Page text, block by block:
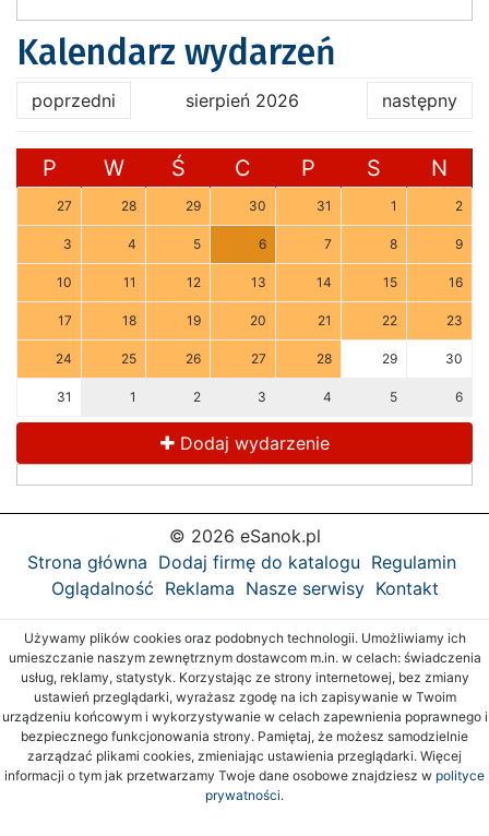
Kalendarz wydarzeń
poprzedni sierpień 2026 następny
P W Ś C P S N
27 28 29 30 31 1 2
3 4 5 6 7 8 9
10 11 12 13 14 15 16
17 18 19 20 21 22 23
24 25 26 27 28 29 30
31 1 2 3 4 5 6
Dodaj wydarzenie
© 2026 eSanok.pl
Strona główna Dodaj firmę do katalogu Regulamin
Oglądalność Reklama Nasze serwisy Kontakt
Używamy plików cookies oraz podobnych technologii. Umożliwiamy ich
umieszczanie naszym zewnętrznym dostawcom m.in. w celach: świadczenia
usług, reklamy, statystyk. Korzystając ze strony internetowej, bez zmiany
ustawień przeglądarki, wyrażasz zgodę na ich zapisywanie w Twoim
urządzeniu końcowym i wykorzystywanie w celach zapewnienia poprawnego i
bezpiecznego funkcjonowania strony. Pamiętaj, że możesz samodzielnie
zarządzać plikami cookies, zmieniając ustawienia przeglądarki. Więcej
informacji o tym jak przetwarzamy Twoje dane osobowe znajdziesz w polityce
prywatności.